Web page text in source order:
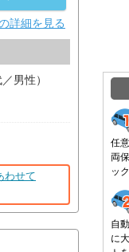
詳細を見る
男性）
わせて
任
両
ッ
自
に